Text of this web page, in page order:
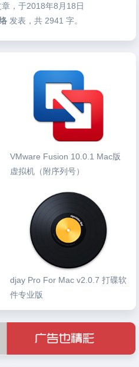
，于2018年8月18日
发表，共 2941 字。
VMware Fusion 10.0.1 Mac版
虚拟机（附序列号）
djay Pro For Mac v2.0.7 打碟软
件专业版